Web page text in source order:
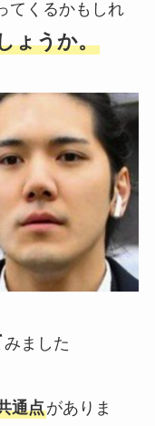
てくるかもしれ
ょうか。
みました
通点がありま